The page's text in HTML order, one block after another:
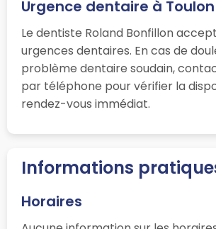
Urgence dentaire à Toulon
Le dentiste Roland Bonfillon
urgences dentaires. En cas de
problème dentaire soudain,
par téléphone pour vérifier la
rendez-vous immédiat.
Informations
Horaires